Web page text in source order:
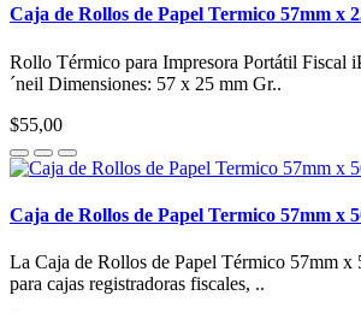
Caja de Rollos de Papel Termico 57mm x
Rollo Térmico para Impresora Portátil Fiscal
´neil Dimensiones: 57 x 25 mm Gr..
$55,00
Caja de Rollos de Papel Termico 57mm x
La Caja de Rollos de Papel Térmico 57mm x
para cajas registradoras fiscales, ..